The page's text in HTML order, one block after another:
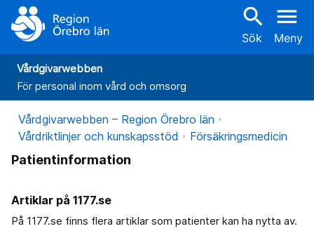
search
Sök
menu
Meny
Vårdgivarwebben
För personal inom vård och omsorg
Vårdgivarwebben – Region Örebro län
Vårdriktlinjer och kunskapsstöd
Försäkringsmedicin
Patientinformation
Artiklar på 1177.se
På 1177.se finns flera artiklar som patienter kan ha nytta av.